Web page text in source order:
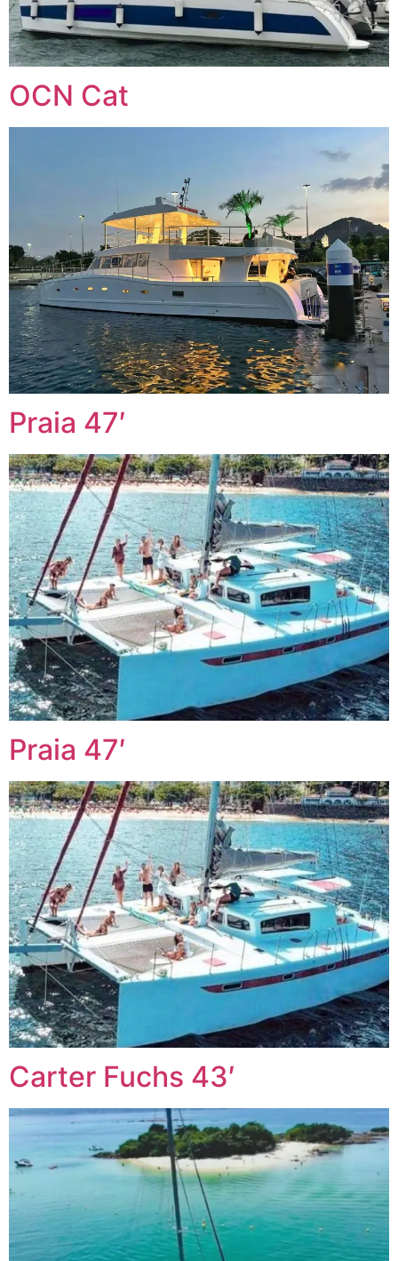
OCN Cat
Praia 47′
Praia 47′
Carter Fuchs 43′